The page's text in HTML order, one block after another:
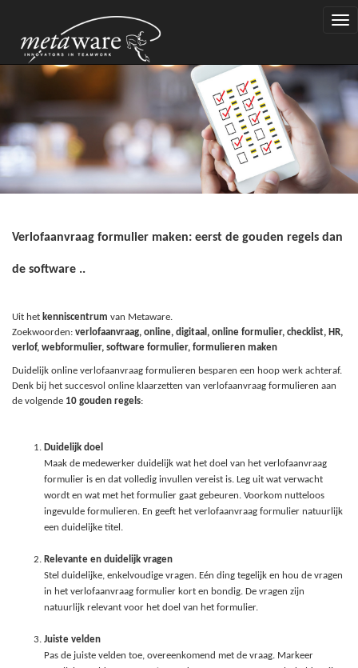
Verlofaanvraag formulier maken: eerst de gouden regels dan
de software ..
Uit het kenniscentrum van Metaware.
Zoekwoorden: verlofaanvraag, online, digitaal, online formulier, checklist, HR,
verlof, webformulier, software formulier, formulieren maken
Duidelijk online verlofaanvraag formulieren besparen een hoop werk achteraf.
Denk bij het succesvol online klaarzetten van verlofaanvraag formulieren aan
de volgende 10 gouden regels:
Duidelijk doel
Maak de medewerker duidelijk wat het doel van het verlofaanvraag
formulier is en dat volledig invullen vereist is. Leg uit wat verwacht
wordt en wat met het formulier gaat gebeuren. Voorkom nutteloos
ingevulde formulieren. En geeft het verlofaanvraag formulier natuurlijk
een duidelijke titel.
Relevante en duidelijk vragen
Stel duidelijke, enkelvoudige vragen. Eén ding tegelijk en hou de vragen
in het verlofaanvraag formulier kort en bondig. De vragen zijn
natuurlijk relevant voor het doel van het formulier.
Juiste velden
Pas de juiste velden toe, overeenkomend met de vraag. Markeer